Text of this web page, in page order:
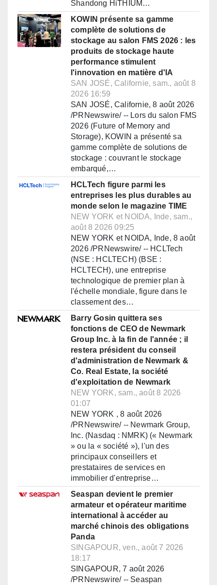
Shandong HiTHIUM…
KOWIN présente sa gamme
complète de solutions de
stockage au salon FMS 2026 : les
produits de stockage haute
performance stimulent
l'innovation en matière d'IA
SAN JOSÉ, Californie, sam., août 8
2026 16:59
SAN JOSÉ, Californie, 8 août 2026
/PRNewswire/ -- Lors du salon FMS
2026 (Future of Memory and
Storage), KOWIN a présenté sa
gamme complète de solutions de
stockage : couvrant le stockage
embarqué,…
HCLTech figure parmi les
entreprises les plus durables au
monde selon le magazine TIME
NEW YORK et NOIDA, Inde, sam.,
août 8 2026 09:25
NEW YORK et NOIDA, Inde, 8 août
2026 /PRNewswire/ -- HCLTech
(NSE : HCLTECH) (BSE :
HCLTECH), une entreprise
technologique de premier plan à
l'échelle mondiale, figure dans le
classement des…
Barry Gosin quittera ses
fonctions de CEO de Newmark
Group Inc. à la fin de l'année ; il
restera président du conseil
d'administration de Newmark &
Co. Real Estate, la société
d'exploitation de Newmark
NEW YORK, sam., août 8 2026
01:07
NEW YORK , 8 août 2026
/PRNewswire/ -- Newmark Group,
Inc. (Nasdaq : NMRK) (« Newmark
» ou la « société »), l'un des
principaux conseillers et
prestataires de services en
immobilier d'entreprise…
Seaspan devient le premier
armateur et opérateur maritime
international à accéder au
marché chinois des obligations
Panda
SINGAPOUR, ven., août 7 2026
18:17
SINGAPOUR, 7 août 2026
/PRNewswire/ -- Seaspan